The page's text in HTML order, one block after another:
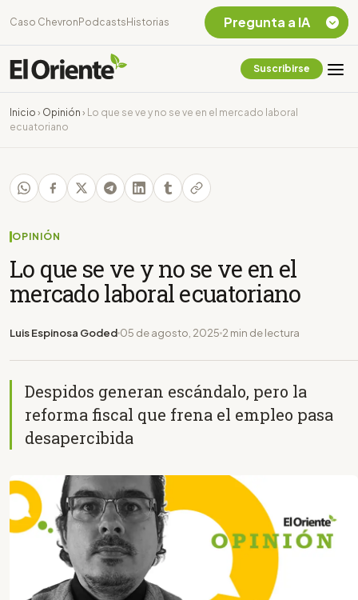
Caso Chevron Podcasts Historias
Suscribirse
Inicio › Opinión ›
Lo que se ve y no se ve en el mercado laboral
ecuatoriano
OPINIÓN
Lo que se ve y no se ve en el
mercado laboral ecuatoriano
Luis Espinosa Goded 05 de agosto, 2025 2 min de lectura
Despidos generan escándalo, pero la
reforma fiscal que frena el empleo pasa
desapercibida
Pregunta a IA
Chevron Ecuador